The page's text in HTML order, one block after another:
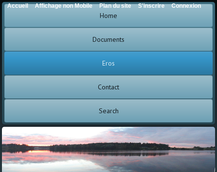
Home
Documents
Eros
Contact
Search
Accueil Affichage non Mobile Plan du site S'inscrire Connexion